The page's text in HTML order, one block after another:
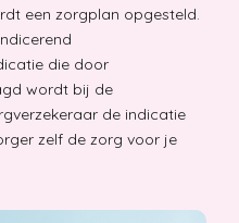
handelen indien nodig.
een zorgplan opgesteld.
die door
wordt bij de
de indicatie
zelf de zorg voor je